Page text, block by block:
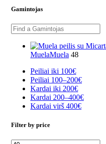
Gamintojas
MuelaMuela 48
Peiliai iki 100€
Peiliai 100–200€
Kardai iki 200€
Kardai 200–400€
Kardai virš 400€
Filter by price